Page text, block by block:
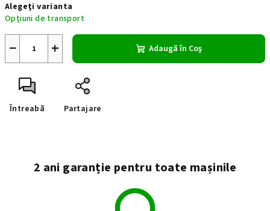
preţ:
Alegeţi varianta
Opțiuni de transport
+
− Adaugă în Coş
Întreabă Partajare
2 ani garanție pentru toate mașinile